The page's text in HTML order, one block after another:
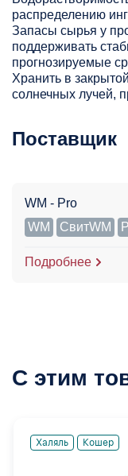
распределению
Запасы сырья у
поддерживать
прогнозируемые
Хранить в
солнечных лучей,
Поставщик
WM - Pro
WM
СвитWM
Подробнее
С этим
Халяль Кошер